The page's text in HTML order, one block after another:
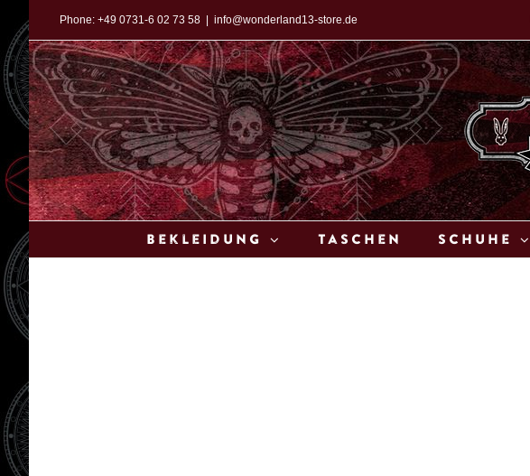
Inhalt
springen
Phone: +49 0731-6 02 73 58 info@wonderland13-store.de
Bekleidung Taschen Schuhe